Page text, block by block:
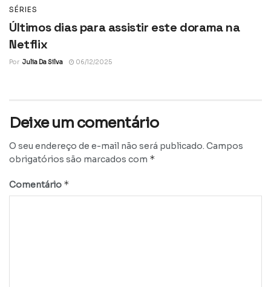
SÉRIES
Últimos dias para assistir este dorama na
Netflix
Por Julia Da Silva 06/12/2025
Deixe um comentário
O seu endereço de e-mail não será publicado. Campos
obrigatórios são marcados com *
Comentário *